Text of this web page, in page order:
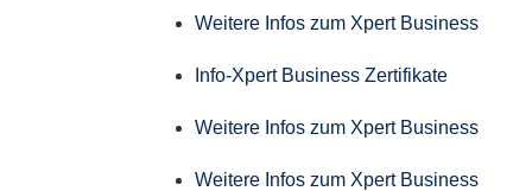
Weitere Infos zum Xpert Business
Info-Xpert Business Zertifikate
Weitere Infos zum Xpert Business
Weitere Infos zum Xpert Business